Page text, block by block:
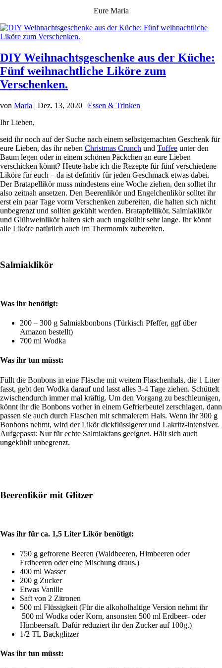
Eure Maria
DIY Weihnachtsgeschenke aus der Küche:
Fünf weihnachtliche Liköre zum
Verschenken.
von Maria | Dez. 13, 2020 | Essen & Trinken
Ihr Lieben,
seid ihr noch auf der Suche nach einem selbstgemachten Geschenk für
eure Lieben, das ihr neben Christmas Crunch und Toffee unter den
Baum legen oder in einem schönen Päckchen an eure Lieben
verschicken könnt? Heute habe ich die Rezepte für fünf verschiedene
Liköre für euch – da ist definitiv für jeden Geschmack etwas dabei.
Der Bratapellikör muss mindestens eine Woche ziehen, den solltet ihr
also zeitnah ansetzen. Den Beerenlikör und Engelchenlikör solltet ihr
erst ein paar Tage vorm Verschenken zubereiten, die halten sich nicht
unbegrenzt und sollten gekühlt werden. Bratapfellikör, Salmiaklikör
und Glühweinlikör halten sich auch ungekühlt sehr lange. Ihr könnt
alle Liköre natürlich auch im Thermomix zubereiten.
Salmiaklikör
Was ihr benötigt:
200 – 300 g Salmiakbonbons (Türkisch Pfeffer, ggf über
Amazon bestellt)
700 ml Wodka
Was ihr tun müsst:
Füllt die Bonbons in eine Flasche mit weitem Flaschenhals, die 1 Liter
fasst, gebt den Wodka darauf und lasst alles 3-4 Tage ziehen. Schüttelt
zwischendurch immer mal kräftig. Um den Vorgang zu beschleunigen,
könnt ihr die Bonbons vorher in einem Gefrierbeutel zerschlagen, dann
passen sie auch durch Flaschen mit schmalerem Hals. Wenn ihr 300 g
Bonbons nehmt, wird der Likör dickflüssigerer und Lakritz-intensiver.
Aufgepasst: Nur für echte Salmiakfans geeignet. Hält sich auch
ungekühlt unbegrenzt.
Beerenlikör mit Glitzer
Was ihr für ca. 1,5 Liter Likör benötigt:
750 g gefrorene Beeren (Waldbeeren, Himbeeren oder
Erdbeeren oder eine Mischung draus.)
400 ml Wasser
200 g Zucker
Etwas Vanille
Saft von 2 Zitronen
500 ml Flüssigkeit (Für die alkoholhaltige Version nehmt ihr
500 ml Wodka oder Korn, ansonsten 500 ml Erdbeer- oder
Himbeersaft. Dafür reduziert ihr den Zucker auf 100g.)
1/2 TL Backglitzer
Was ihr tun müsst: